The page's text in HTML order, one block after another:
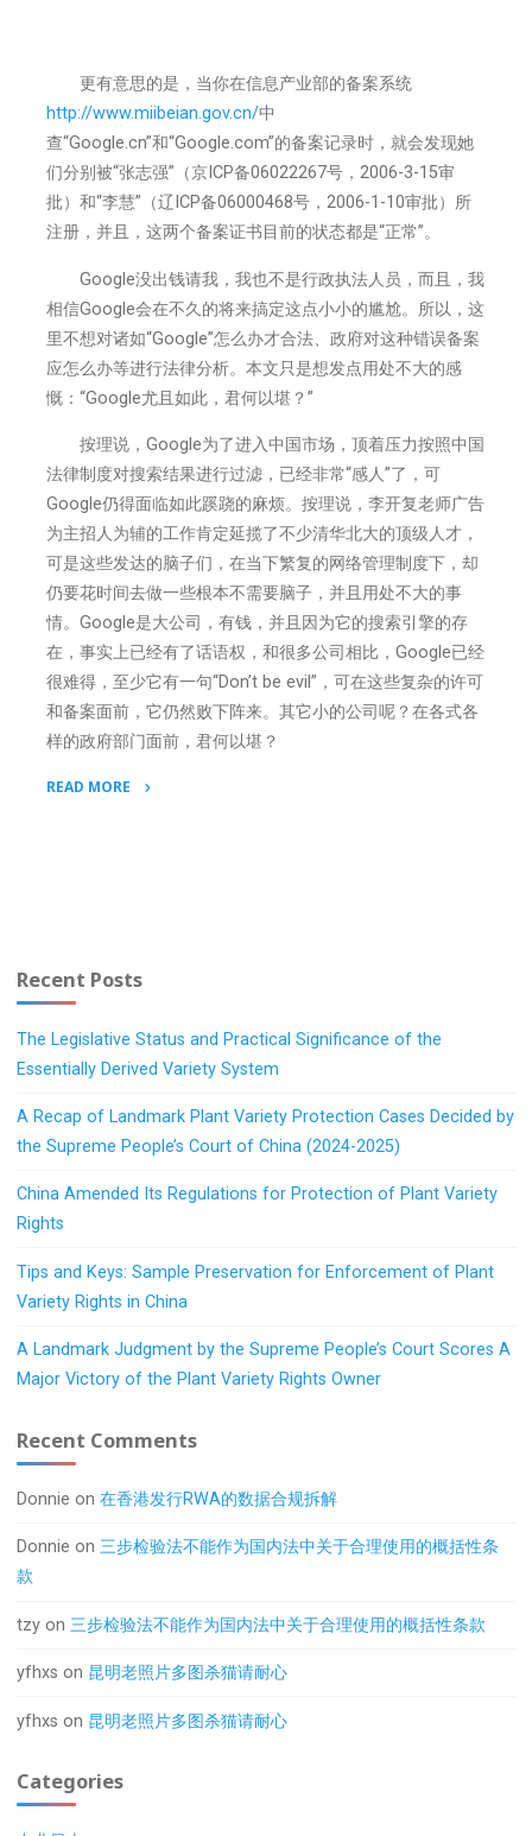
更有意思的是，当你在信息产业部的备案系统
http://www.miibeian.gov.cn/中
查“Google.cn”和“Google.com”的备案记录时，就会发现她
们分别被“张志强”（京ICP备06022267号，2006-3-15审
批）和“李慧”（辽ICP备06000468号，2006-1-10审批）所
注册，并且，这两个备案证书目前的状态都是“正常”。
Google没出钱请我，我也不是行政执法人员，而且，我
相信Google会在不久的将来搞定这点小小的尴尬。所以，这
里不想对诸如“Google”怎么办才合法、政府对这种错误备案
应怎么办等进行法律分析。本文只是想发点用处不大的感
慨：“Google尤且如此，君何以堪？”
按理说，Google为了进入中国市场，顶着压力按照中国
法律制度对搜索结果进行过滤，已经非常“感人”了，可
Google仍得面临如此蹊跷的麻烦。按理说，李开复老师广告
为主招人为辅的工作肯定延揽了不少清华北大的顶级人才，
可是这些发达的脑子们，在当下繁复的网络管理制度下，却
仍要花时间去做一些根本不需要脑子，并且用处不大的事
情。Google是大公司，有钱，并且因为它的搜索引擎的存
在，事实上已经有了话语权，和很多公司相比，Google已经
很难得，至少它有一句“Don’t be evil”，可在这些复杂的许可
和备案面前，它仍然败下阵来。其它小的公司呢？在各式各
样的政府部门面前，君何以堪？
READ MORE
以
Recent Posts
The Legislative Status and Practical Significance of the
Essentially Derived Variety System
A Recap of Landmark Plant Variety Protection Cases Decided by
the Supreme People’s Court of China (2024-2025)
China Amended Its Regulations for Protection of Plant Variety
Rights
Tips and Keys: Sample Preservation for Enforcement of Plant
Variety Rights in China
A Landmark Judgment by the Supreme People’s Court Scores A
Major Victory of the Plant Variety Rights Owner
Recent Comments
Donnie on在香港发行RWA的数据合规拆解
Donnie on三步检验法不能作为国内法中关于合理使用的概括性条
款
tzy on三步检验法不能作为国内法中关于合理使用的概括性条款
yfhxs on 昆明老照片多图杀猫请耐心
yfhxs on 昆明老照片多图杀猫请耐心
Categories